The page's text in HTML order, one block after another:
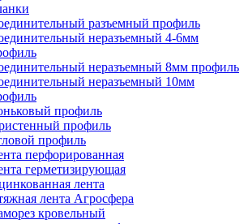
разъемный профиль
неразъемный 4-6мм
неразъемный 8мм профиль
неразъемный 10мм
профиль
профиль
профиль
перфорированная
герметизирующая
лента
лента Агросфера
кровельный